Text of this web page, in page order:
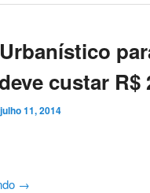
custar R$
julho 11, 2014
→